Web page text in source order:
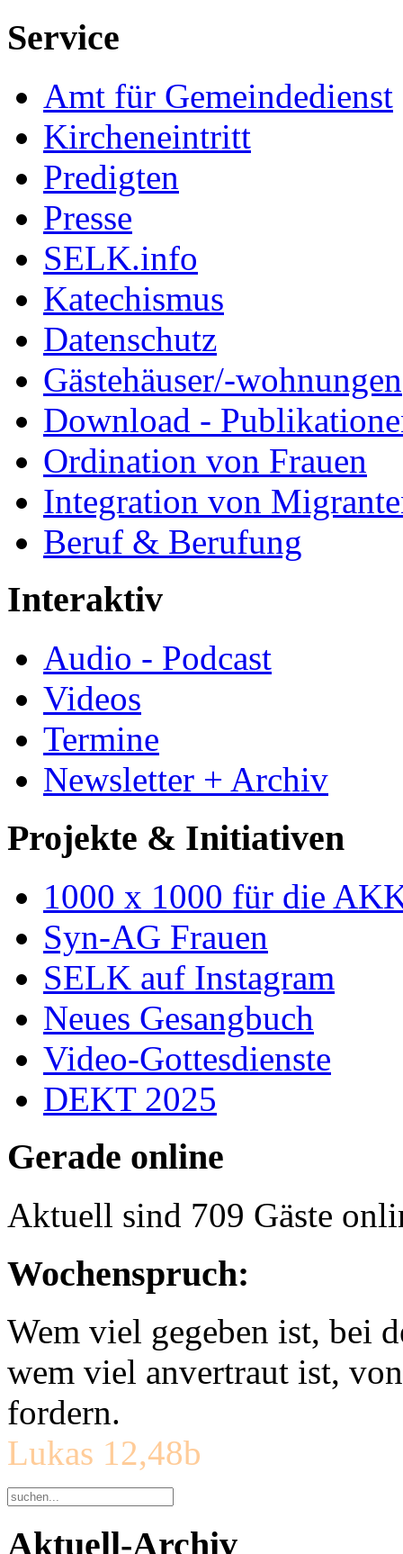
Service
Amt für Gemeindedienst
Kircheneintritt
Predigten
Presse
SELK.info
Katechismus
Datenschutz
Gästehäuser/-wohnungen
Download -
Ordination von Frauen
Integration von
Beruf & Berufung
Interaktiv
Audio - Podcast
Videos
Termine
Newsletter + Archiv
Projekte & Initiativen
1000 x 1000 für die
Syn-AG Frauen
SELK auf Instagram
Neues Gesangbuch
Video-Gottesdienste
DEKT 2025
Gerade online
Aktuell sind 709 Gäste
Wochenspruch:
Wem viel gegeben ist, bei
wem viel anvertraut ist,
fordern.
Lukas 12,48b
Aktuell-Archiv